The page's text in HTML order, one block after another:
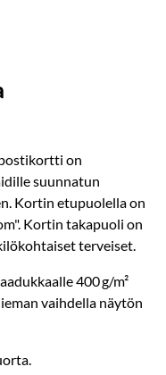
on
suunnatun
Kortin etupuolella on
Kortin takapuoli on
terveiset.
400 g/m²
vaihdella näytön